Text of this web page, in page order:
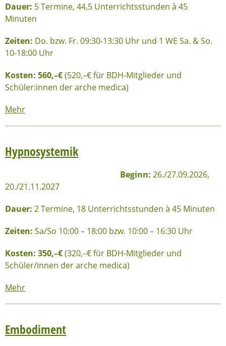
Dauer: 5 Termine, 44,5 Unterrichtsstunden à 45
Minuten
Zeiten: Do. bzw. Fr. 09:30-13:30 Uhr und 1 WE Sa. & So.
10-18:00 Uhr
Kosten: 560,–€(520,–€ für BDH-Mitglieder und
Schüler:innen der arche medica)
Mehr
Hypnosystemik
Beginn: 26./27.09.2026,
20./21.11.2027
Dauer: 2 Termine, 18 Unterrichtsstunden à 45 Minuten
Zeiten: Sa/So 10:00 – 18:00 bzw. 10:00 – 16:30 Uhr
Kosten: 350,–€(320,–€ für BDH-Mitglieder und
Schüler/innen der arche medica)
Mehr
Embodiment